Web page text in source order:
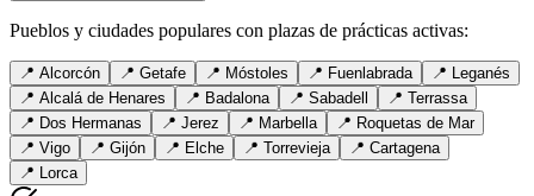
Pueblos y ciudades populares con plazas de prácticas activas:
📍 Alcorcón 📍 Getafe 📍 Móstoles 📍 Fuenlabrada 📍 Leganés
📍 Alcalá de Henares 📍 Badalona 📍 Sabadell 📍 Terrassa
📍 Dos Hermanas 📍 Jerez 📍 Marbella 📍 Roquetas de Mar
📍 Vigo 📍 Gijón 📍 Elche 📍 Torrevieja 📍 Cartagena
📍 Lorca